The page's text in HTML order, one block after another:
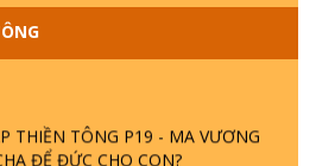
THIỀN TÔNG ĐẶC BIỆT PHẦN 20
NHÂN LÀ AI? PHIỀN NÃO
MÀ CÓ?
THIỀN TÔNG P19 - MA VƯƠNG
ĐỂ ĐỨC CHO CON?